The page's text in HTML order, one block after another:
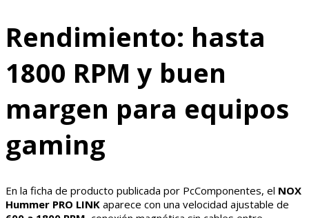
Rendimiento: hasta
1800 RPM y buen
margen para equipos
gaming
En la ficha de producto publicada por PcComponentes, el NOX
Hummer PRO LINK aparece con una velocidad ajustable de